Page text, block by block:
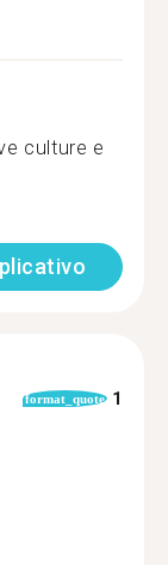
culture e
format_quote 1